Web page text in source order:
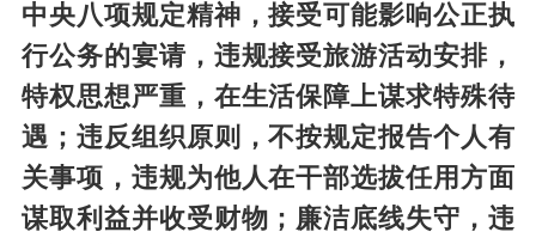
中央八项规定精神，接受可能影响公正执
行公务的宴请，违规接受旅游活动安排，
特权思想严重，在生活保障上谋求特殊待
遇；违反组织原则，不按规定报告个人有
关事项，违规为他人在干部选拔任用方面
谋取利益并收受财物；廉洁底线失守，违